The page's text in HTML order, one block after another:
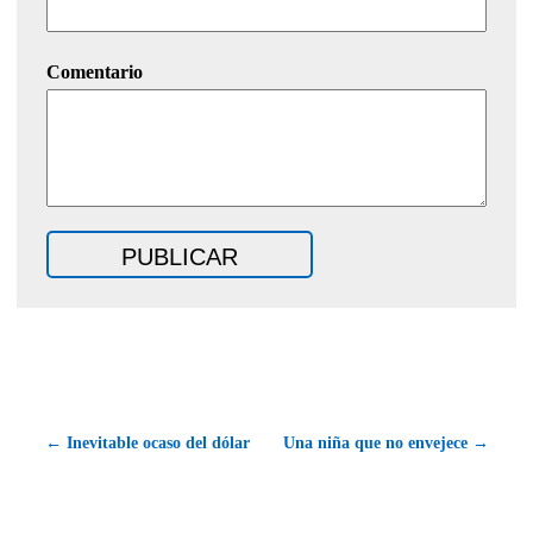
Comentario
← Inevitable ocaso del dólar Una niña que no envejece →